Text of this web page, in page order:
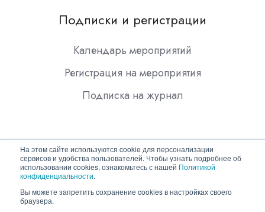
На этом сайте используются cookie для персонализации
сервисов и удобства пользователей. Чтобы узнать подробнее об
использовании cookies, ознакомьтесь с нашей Политикой
конфиденциальности.
Вы можете запретить сохранение cookies в настройках своего
браузера.
Подписки и регистрации
Календарь мероприятий
Регистрация на мероприятия
Подписка на журнал
Copyright © 2026 ООО "Гротек"